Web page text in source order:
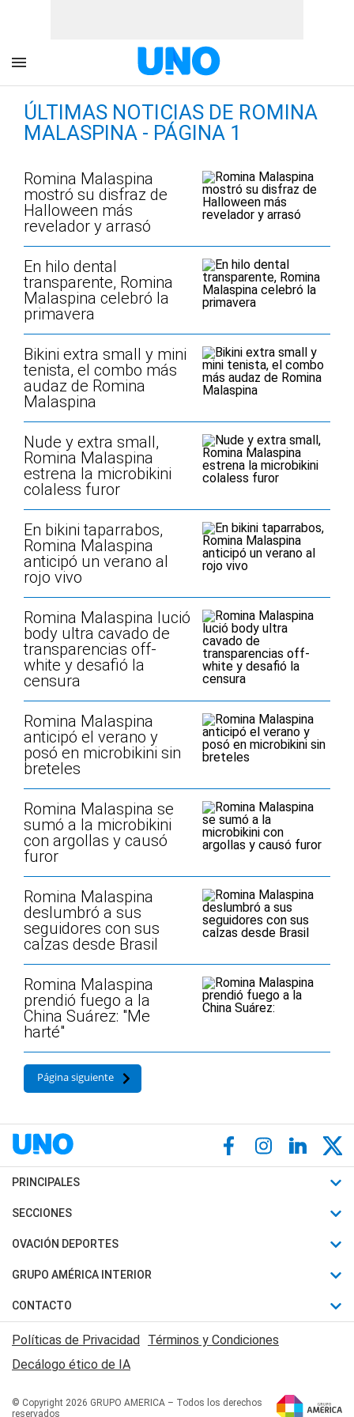
ÚLTIMAS NOTICIAS DE ROMINA
MALASPINA - PÁGINA 1
Romina Malaspina
mostró su disfraz de
Halloween más
revelador y arrasó
En hilo dental
transparente, Romina
Malaspina celebró la
primavera
Bikini extra small y mini
tenista, el combo más
audaz de Romina
Malaspina
Nude y extra small,
Romina Malaspina
estrena la microbikini
colaless furor
En bikini taparrabos,
Romina Malaspina
anticipó un verano al
rojo vivo
Romina Malaspina lució
body ultra cavado de
transparencias off-
white y desafió la
censura
Romina Malaspina
anticipó el verano y
posó en microbikini sin
breteles
Romina Malaspina se
sumó a la microbikini
con argollas y causó
furor
Romina Malaspina
deslumbró a sus
seguidores con sus
calzas desde Brasil
Romina Malaspina
prendió fuego a la
China Suárez: "Me
harté"
Página siguiente
PRINCIPALES
Últimas Noticias
Política
Judiciales
Economia
SECCIONES
Horóscopo
Motores
Trucos caseros
Series y Películas
Edictos y Solicitadas
OVACIÓN DEPORTES
Fútbol
Mundial
Automovilismo
Rugby
Básquet
GRUPO AMÉRICA INTERIOR
Canal 7 en Vivo
San Juan 8
CONTACTO
Acerca de Nosotros
Contactanos
Políticas de Privacidad Términos y Condiciones
Decálogo ético de IA
© Copyright 2026 GRUPO AMERICA – Todos los derechos
reservados